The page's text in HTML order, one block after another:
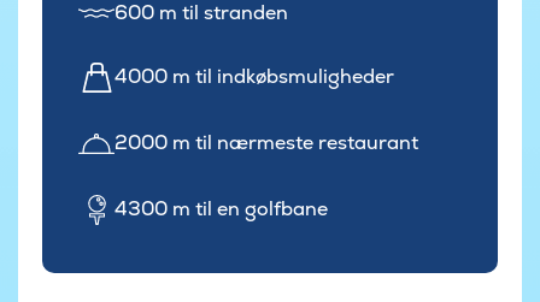
600 m til stranden
4000 m til indkøbsmuligheder
2000 m til nærmeste restaurant
4300 m til en golfbane